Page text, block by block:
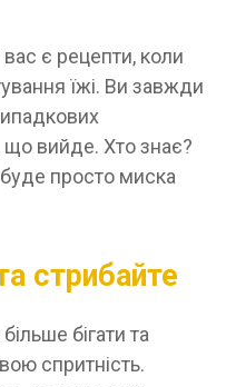
є рецепти, коли
їжі. Ви завжди
що вийде. Хто знає?
просто миска
стрибайте
бігати та
спритність.